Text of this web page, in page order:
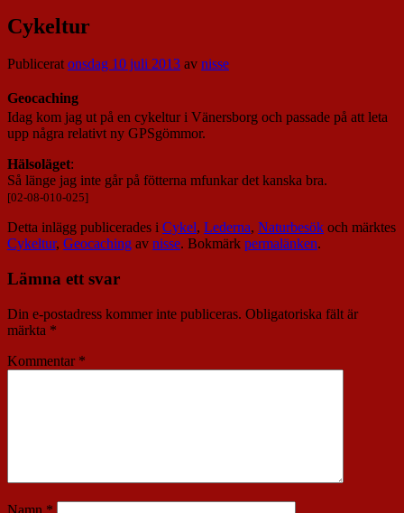
Cykeltur
Publiceratonsdag 10 juli 2013 av nisse
Geocaching
Idag kom jag ut på en cykeltur i Vänersborg och passade på att leta
upp några relativt ny GPSgömmor.
Hälsoläget:
Så länge jag inte går på fötterna mfunkar det kanska bra.
[02-08-010-025]
Detta inlägg publicerades i Cykel, Lederna, Naturbesök och märktes
Cykeltur, Geocaching av nisse. Bokmärk permalänken.
Lämna ett svar
Din e-postadress kommer inte publiceras. Obligatoriska fält är
märkta *
Kommentar *
Namn *